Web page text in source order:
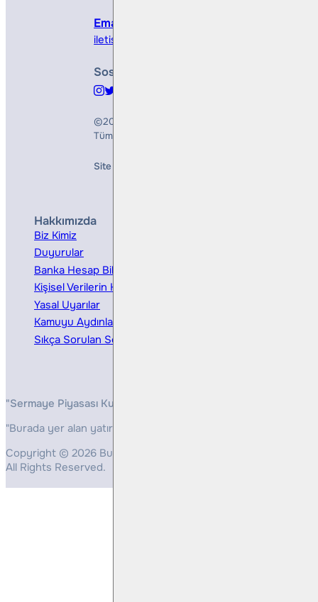
Email
iletisim@bullsyatirim.com
Sosyal Medya
©2026
Tüm Hakları Saklıdır
Site Creation & Technology by
Hakkımızda
Biz Kimiz
Duyurular
Banka Hesap Bilgileri
Kişisel Verilerin Korunması
Yasal Uyarılar
Kamuyu Aydınlatma
Sıkça Sorulan Sorular
"Sermaye Piyasası Kurulunun, Yatırım Hizmetleri ve
"Burada yer alan yatırım bilgi, yorum ve tavsiyeleri yatırım
Copyright © 2026 Bulls Yatırım Menkul Değerler
All Rights Reserved.